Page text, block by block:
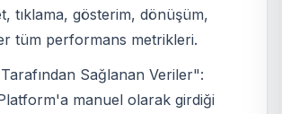
tıklama, gösterim, dönüşüm,
tüm performans metrikleri.
Tarafından Sağlanan Veriler":
Platform'a manuel olarak girdiği